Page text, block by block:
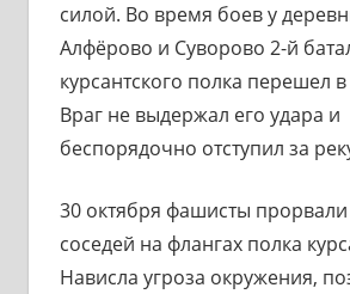
силой. Во время боев у
Алфёрово и Суворово 2-й
курсантского полка перешел в
Враг не выдержал его удара и
беспорядочно отступил за
30 октября фашисты
соседей на флангах полка
Нависла угроза окружения,